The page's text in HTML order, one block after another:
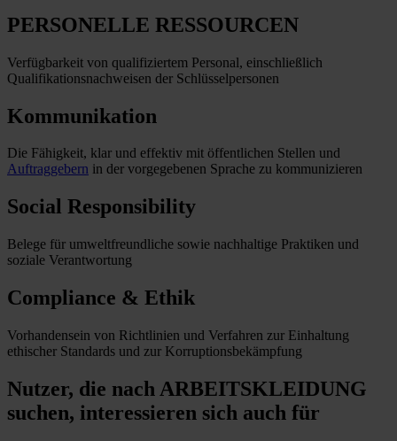
PERSONELLE RESSOURCEN
Verfügbarkeit von qualifiziertem Personal, einschließlich
Qualifikationsnachweisen der Schlüsselpersonen
Kommunikation
Die Fähigkeit, klar und effektiv mit öffentlichen Stellen und
Auftraggebern in der vorgegebenen Sprache zu kommunizieren
Social Responsibility
Belege für umweltfreundliche sowie nachhaltige Praktiken und
soziale Verantwortung
Compliance & Ethik
Vorhandensein von Richtlinien und Verfahren zur Einhaltung
ethischer Standards und zur Korruptionsbekämpfung
Nutzer, die nach ARBEITSKLEIDUNG
suchen, interessieren sich auch für